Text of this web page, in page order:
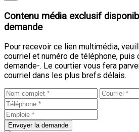
Contenu média exclusif
demande
Pour recevoir ce lien multimédia,
courriel et numéro de téléphone, puis
demande-. Le courtier vous fera
courriel dans les plus brefs délais.
Envoyer la demande